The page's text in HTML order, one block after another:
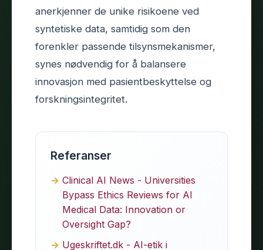
anerkjenner de unike risikoene ved
syntetiske data, samtidig som den
forenkler passende tilsynsmekanismer,
synes nødvendig for å balansere
innovasjon med pasientbeskyttelse og
forskningsintegritet.
Referanser
Clinical AI News - Universities
Bypass Ethics Reviews for AI
Medical Data: Innovation or
Oversight Gap?
Ugeskriftet.dk - AI-etik i